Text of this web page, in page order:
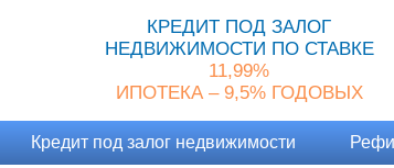
КРЕДИТ ПОД ЗАЛОГ
НЕДВИЖИМОСТИ ПО СТАВКЕ
11,99%
ИПОТЕКА – 9,5% ГОДОВЫХ
Кредит под залог недвижимости